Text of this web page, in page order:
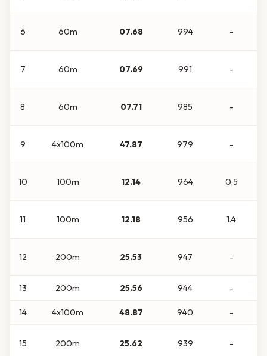
6 60m 07.68 994 -
7 60m 07.69 991 -
8 60m 07.71 985 -
9 4x100m 47.87 979 -
10 100m 12.14 964 0.5
11 100m 12.18 956 1.4
12 200m 25.53 947 -
13 200m 25.56 944 -
14 4x100m 48.87 940 -
15 200m 25.62 939 -